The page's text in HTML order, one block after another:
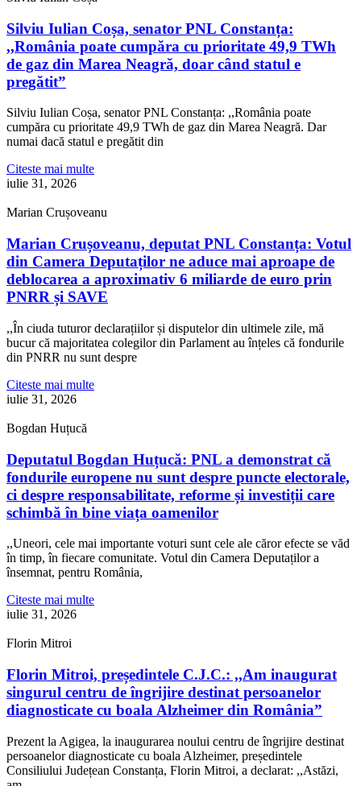
Silviu Iulian Coșa, senator PNL Constanța:
,,România poate cumpăra cu prioritate 49,9 TWh
de gaz din Marea Neagră, doar când statul e
pregătit”
Silviu Iulian Coșa, senator PNL Constanța: ,,România poate
cumpăra cu prioritate 49,9 TWh de gaz din Marea Neagră. Dar
numai dacă statul e pregătit din
Citeste mai multe
iulie 31, 2026
Marian Crușoveanu
Marian Crușoveanu, deputat PNL Constanța: Votul
din Camera Deputaților ne aduce mai aproape de
deblocarea a aproximativ 6 miliarde de euro prin
PNRR și SAVE
,,În ciuda tuturor declarațiilor și disputelor din ultimele zile, mă
bucur că majoritatea colegilor din Parlament au înțeles că fondurile
din PNRR nu sunt despre
Citeste mai multe
iulie 31, 2026
Bogdan Huțucă
Deputatul Bogdan Huțucă: PNL a demonstrat că
fondurile europene nu sunt despre puncte electorale,
ci despre responsabilitate, reforme și investiții care
schimbă în bine viața oamenilor
,,Uneori, cele mai importante voturi sunt cele ale căror efecte se văd
în timp, în fiecare comunitate. Votul din Camera Deputaților a
însemnat, pentru România,
Citeste mai multe
iulie 31, 2026
Florin Mitroi
Florin Mitroi, președintele C.J.C.: ,,Am inaugurat
singurul centru de îngrijire destinat persoanelor
diagnosticate cu boala Alzheimer din România”
Prezent la Agigea, la inaugurarea noului centru de îngrijire destinat
persoanelor diagnosticate cu boala Alzheimer, președintele
Consiliului Județean Constanța, Florin Mitroi, a declarat: ,,Astăzi,